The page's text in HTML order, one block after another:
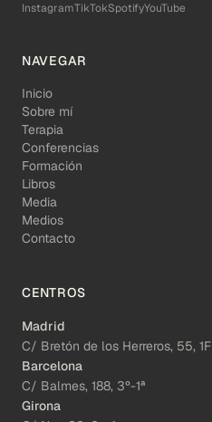
InstagramTikTokSpotifyYouTube
NAVEGAR
Inicio
Sobre mí
Terapia
Conferencias
Formación
Libros
Media
Medios
Contacto
CENTROS
Madrid
C/ Bretón de los Herreros, 55, 1F
Barcelona
C/ Balmes, 188, 3º-1ª
Girona